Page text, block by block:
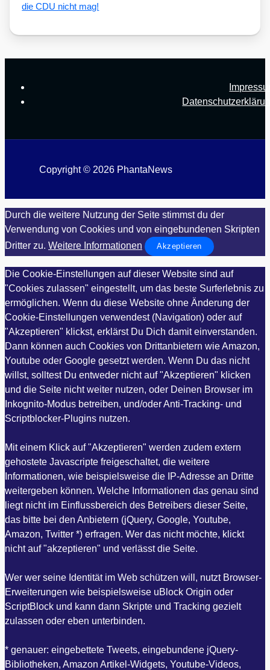
die CDU nicht mag!
Copyright © 2026 PhantaNews
Durch die weitere Nutzung der Seite stimmst du der
Verwendung von Cookies und von eingebundenen Skripten
Dritter zu. Weitere Informationen Akzeptieren
Die Cookie-Einstellungen auf dieser Website sind auf
"Cookies zulassen" eingestellt, um das beste Surferlebnis zu
ermöglichen. Wenn du diese Website ohne Änderung der
Cookie-Einstellungen verwendest (Navigation) oder auf
"Akzeptieren" klickst, erklärst Du Dich damit einverstanden.
Dann können auch Cookies von Drittanbietern wie Amazon,
Youtube oder Google gesetzt werden. Wenn Du das nicht
willst, solltest Du entweder nicht auf "Akzeptieren" klicken
und die Seite nicht weiter nutzen, oder Deinen Browser im
Inkognito-Modus betreiben, und/oder Anti-Tracking- und
Scriptblocker-Plugins nutzen.
Mit einem Klick auf "Akzeptieren" werden zudem extern
gehostete Javascripte freigeschaltet, die weitere
Informationen, wie beispielsweise die IP-Adresse an Dritte
weitergeben können. Welche Informationen das genau sind
liegt nicht im Einflussbereich des Betreibers dieser Seite,
das bitte bei den Anbietern (jQuery, Google, Youtube,
Amazon, Twitter *) erfragen. Wer das nicht möchte, klickt
nicht auf "akzeptieren" und verlässt die Seite.
Wer wer seine Identität im Web schützen will, nutzt Browser-
Erweiterungen wie beispielsweise uBlock Origin oder
ScriptBlock und kann dann Skripte und Tracking gezielt
zulassen oder eben unterbinden.
* genauer: eingebettete Tweets, eingebundene jQuery-
Bibliotheken, Amazon Artikel-Widgets, Youtube-Videos,